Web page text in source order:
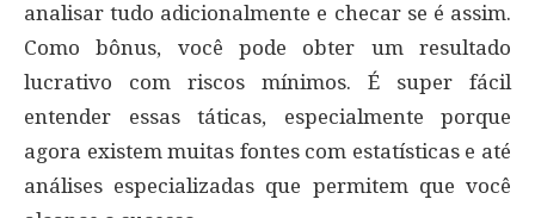
analisar tudo adicionalmente e checar se é assim.
Como bônus, você pode obter um resultado
lucrativo com riscos mínimos. É super fácil
entender essas táticas, especialmente porque
agora existem muitas fontes com estatísticas e até
análises especializadas que permitem que você